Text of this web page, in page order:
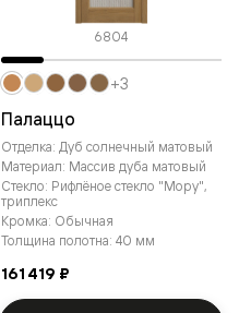
6804
Палаццо
Отделка: Дуб солнечный матовый
Материал: Массив дуба матовый
Стекло: Рифлёное стекло "Мору",
триплекс
Кромка: Обычная
Толщина полотна: 40 мм
161 419 ₽
+3